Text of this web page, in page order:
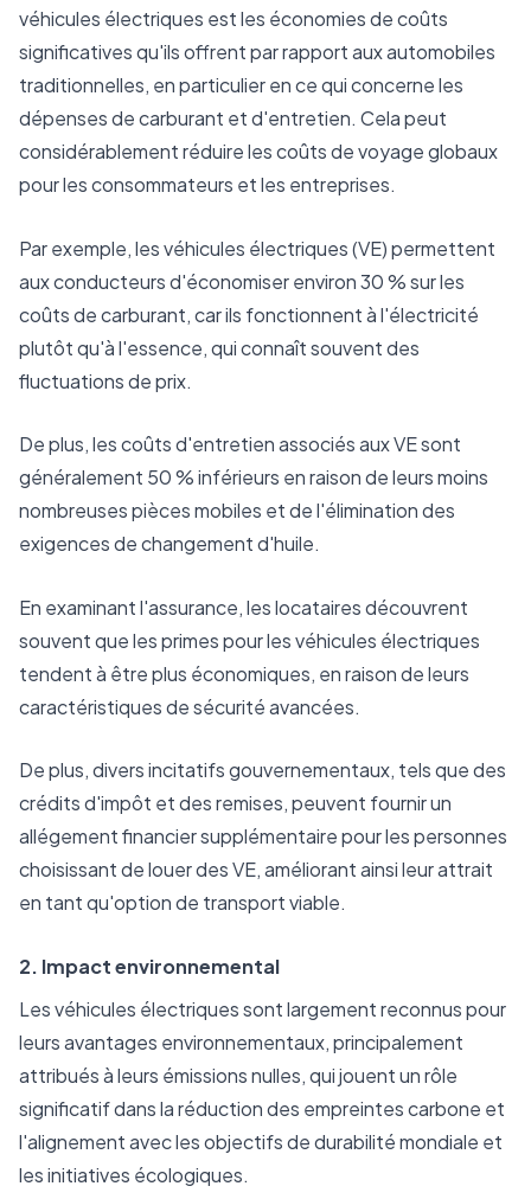
véhicules électriques est les économies de coûts
significatives qu'ils offrent par rapport aux automobiles
traditionnelles, en particulier en ce qui concerne les
dépenses de carburant et d'entretien. Cela peut
considérablement réduire les coûts de voyage globaux
pour les consommateurs et les entreprises.
Par exemple, les véhicules électriques (VE) permettent
aux conducteurs d'économiser environ 30 % sur les
coûts de carburant, car ils fonctionnent à l'électricité
plutôt qu'à l'essence, qui connaît souvent des
fluctuations de prix.
De plus, les coûts d'entretien associés aux VE sont
généralement 50 % inférieurs en raison de leurs moins
nombreuses pièces mobiles et de l'élimination des
exigences de changement d'huile.
En examinant l'assurance, les locataires découvrent
souvent que les primes pour les véhicules électriques
tendent à être plus économiques, en raison de leurs
caractéristiques de sécurité avancées.
De plus, divers incitatifs gouvernementaux, tels que des
crédits d'impôt et des remises, peuvent fournir un
allégement financier supplémentaire pour les personnes
choisissant de louer des VE, améliorant ainsi leur attrait
en tant qu'option de transport viable.
2. Impact environnemental
Les véhicules électriques sont largement reconnus pour
leurs avantages environnementaux, principalement
attribués à leurs émissions nulles, qui jouent un rôle
significatif dans la réduction des empreintes carbone et
l'alignement avec les objectifs de durabilité mondiale et
les initiatives écologiques.